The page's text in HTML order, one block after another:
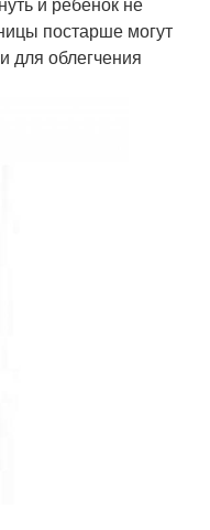
постарше могут
для облегчения